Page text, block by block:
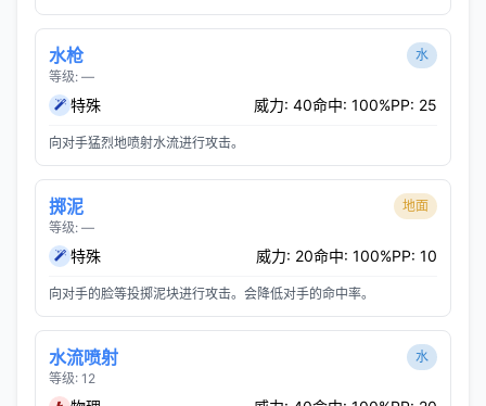
水枪
等级: —
水
特殊 威力: 40命中: 100%PP: 25
向对手猛烈地喷射水流进行攻击。
掷泥
等级: —
地面
特殊 威力: 20命中: 100%PP: 10
向对手的脸等投掷泥块进行攻击。会降低对手的命中率。
水流喷射
等级: 12
水